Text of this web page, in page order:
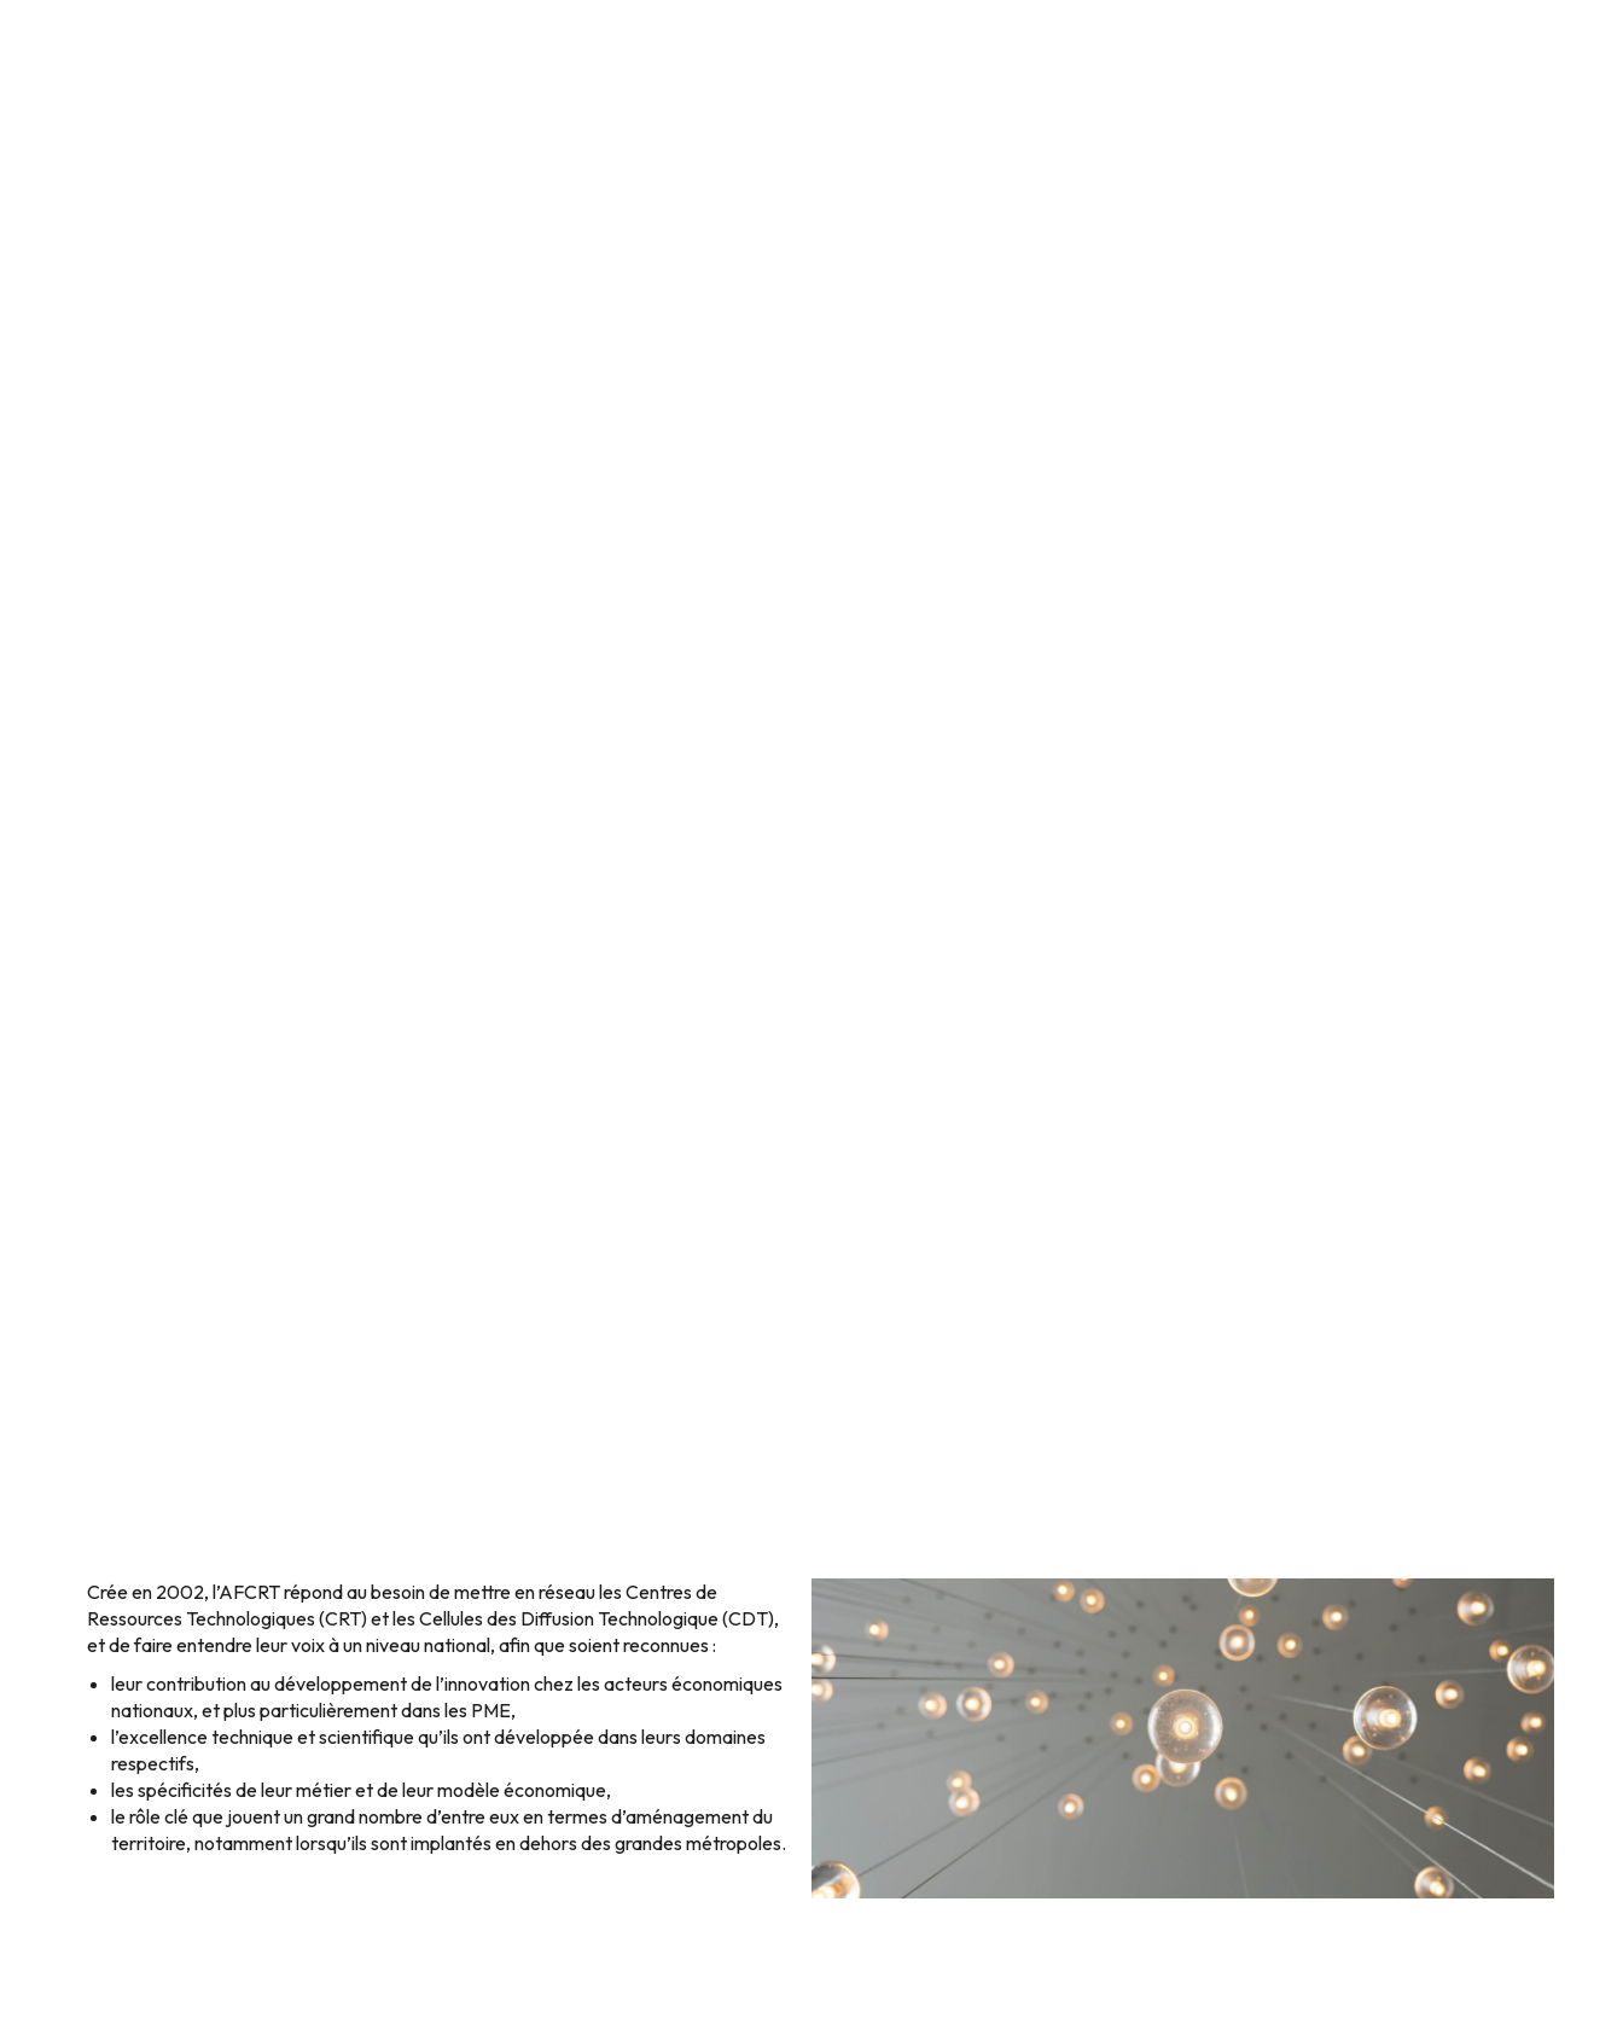
Crée en 2002, l’AFCRT répond au besoin de mettre en réseau les Centres de
Ressources Technologiques (CRT) et les Cellules des Diffusion Technologique (CDT),
et de faire entendre leur voix à un niveau national, afin que soient reconnues :
leur contribution au développement de l’innovation chez les acteurs économiques
nationaux, et plus particulièrement dans les PME,
l’excellence technique et scientifique qu’ils ont développée dans leurs domaines
respectifs,
les spécificités de leur métier et de leur modèle économique,
le rôle clé que jouent un grand nombre d’entre eux en termes d’aménagement du
territoire, notamment lorsqu’ils sont implantés en dehors des grandes métropoles.